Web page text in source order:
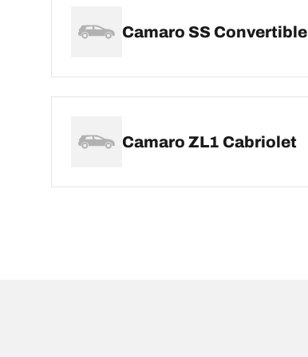
Camaro SS Convertible
Camaro ZL1 Cabriolet